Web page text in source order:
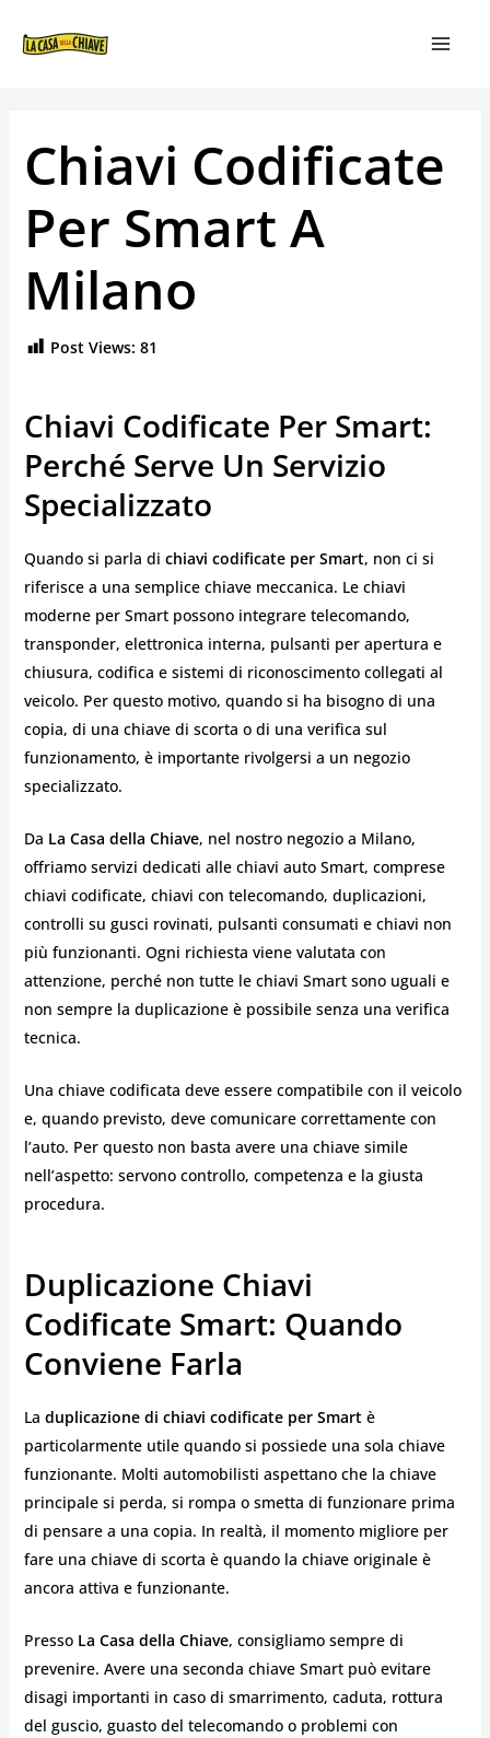
Chiavi Codificate
Per Smart A
Milano
Post Views: 81
Chiavi Codificate Per Smart:
Perché Serve Un Servizio
Specializzato
Quando si parla di chiavi codificate per Smart, non ci si
riferisce a una semplice chiave meccanica. Le chiavi
moderne per Smart possono integrare telecomando,
transponder, elettronica interna, pulsanti per apertura e
chiusura, codifica e sistemi di riconoscimento collegati al
veicolo. Per questo motivo, quando si ha bisogno di una
copia, di una chiave di scorta o di una verifica sul
funzionamento, è importante rivolgersi a un negozio
specializzato.
Da La Casa della Chiave, nel nostro negozio a Milano,
offriamo servizi dedicati alle chiavi auto Smart, comprese
chiavi codificate, chiavi con telecomando, duplicazioni,
controlli su gusci rovinati, pulsanti consumati e chiavi non
più funzionanti. Ogni richiesta viene valutata con
attenzione, perché non tutte le chiavi Smart sono uguali e
non sempre la duplicazione è possibile senza una verifica
tecnica.
Una chiave codificata deve essere compatibile con il veicolo
e, quando previsto, deve comunicare correttamente con
l’auto. Per questo non basta avere una chiave simile
nell’aspetto: servono controllo, competenza e la giusta
procedura.
Duplicazione Chiavi
Codificate Smart: Quando
Conviene Farla
La duplicazione di chiavi codificate per Smartè
particolarmente utile quando si possiede una sola chiave
funzionante. Molti automobilisti aspettano che la chiave
principale si perda, si rompa o smetta di funzionare prima
di pensare a una copia. In realtà, il momento migliore per
fare una chiave di scorta è quando la chiave originale è
ancora attiva e funzionante.
Presso La Casa della Chiave, consigliamo sempre di
prevenire. Avere una seconda chiave Smart può evitare
disagi importanti in caso di smarrimento, caduta, rottura
del guscio, guasto del telecomando o problemi con
ARTICOLI